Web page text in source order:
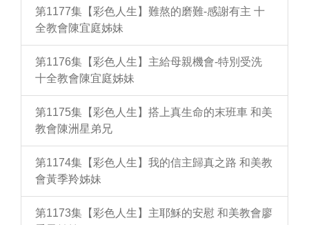
第1177集【彩色人生】難熬的磨難-感謝有主 十
全教會陳宜庭姊妹
第1176集【彩色人生】主給母親機會-特別受洗
十全教會陳宜庭姊妹
第1175集【彩色人生】搭上真生命的末班車 和美
教會陳洲星弟兄
第1174集【彩色人生】我的信主歸真之路 和美教
會黃季羚姊妹
第1173集【彩色人生】主耶穌的安慰 和美教會廖